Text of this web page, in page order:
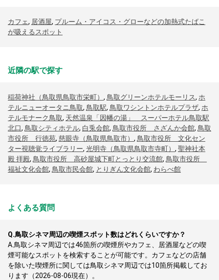
カフェ, 居酒屋, プルーム・アイコス・グローなどの加熱式たばこ
が吸えるスポット
近隣の駅で探す
稲荷神社（鳥取県鳥取市栄町） , 鳥取グリーンホテルモーリス, ホ
テルニューオータニ鳥取, 鳥取駅, 鳥取ワシントンホテルプラザ, ホ
テルモナーク鳥取, 天然温泉「因幡の湯」 スーパーホテル鳥取駅
北口, 鳥取シティホテル, 白兎会館, 鳥取市役所 さざんか会館, 鳥取
市役所 行徳苑, 慈眼寺（鳥取県鳥取市） , 鳥取市役所 文化セン
ター視聴覚ライブラリー, 光明寺（鳥取県鳥取市寺町） , 聖神社本
殿 拝殿, 鳥取市役所 高砂屋城下町とっとり交流館, 鳥取市役所
福祉文化会館, 鳥取市民会館, とりぎん文化会館, わらべ館
よくある質問
Q.鳥取シネマ周辺の喫煙スポット数はどれくらいですか？
A. 鳥取シネマ周辺では46箇所の喫煙所やカフェ、居酒屋などの喫
煙可能なスポットを検索することが可能です。カフェなどの店舗
を除いた喫煙所に関しては鳥取シネマ周辺では10箇所掲載してお
ります（2026-08-06現在）。